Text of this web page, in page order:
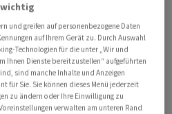
der Profitabiltiät, womit
erklärt.
und greifen auf personenbezogene Daten
auf Ihrem Gerät zu. Durch Auswahl
Technologien für die unter „Wir und
Ihnen Dienste bereitzustellen“ aufgeführten
sind manche Inhalte und Anzeigen
für Sie. Sie können dieses Menü jederzeit
zu ändern oder Ihre Einwilligung zu
verwalten am unteren Rand